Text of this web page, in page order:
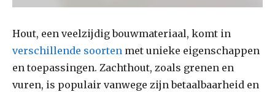
Hout, een veelzijdig bouwmateriaal, komt in
verschillende soorten met unieke eigenschappen
en toepassingen. Zachthout, zoals grenen en
vuren, is populair vanwege zijn betaalbaarheid en